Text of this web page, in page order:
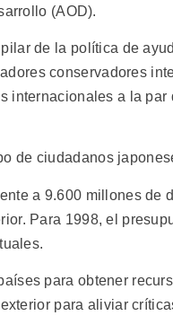
(AOD).
de la política de
conservadores
internacionales a la
de ciudadanos
a 9.600 millones de
Para 1998, el
para obtener
para aliviar